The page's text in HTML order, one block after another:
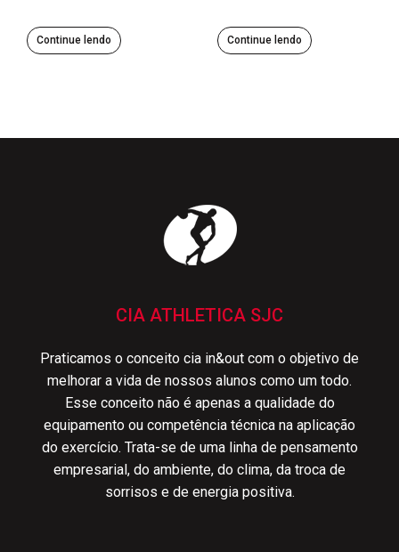
Continue lendo Continue lendo
CIA ATHLETICA SJC
Praticamos o conceito cia in&out com o objetivo de
melhorar a vida de nossos alunos como um todo.
Esse conceito não é apenas a qualidade do
equipamento ou competência técnica na aplicação
do exercício. Trata-se de uma linha de pensamento
empresarial, do ambiente, do clima, da troca de
sorrisos e de energia positiva.